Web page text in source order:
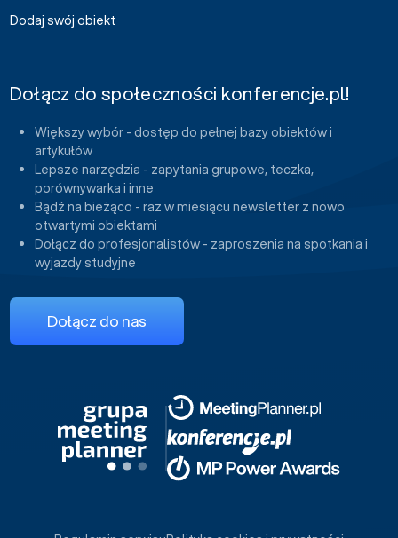
Dodaj swój obiekt
Dołącz do społeczności konferencje.pl!
Większy wybór - dostęp do pełnej bazy obiektów i
artykułów
Lepsze narzędzia - zapytania grupowe, teczka,
porównywarka i inne
Bądź na bieżąco - raz w miesiącu newsletter z nowo
otwartymi obiektami
Dołącz do profesjonalistów - zaproszenia na spotkania i
wyjazdy studyjne
Dołącz do nas